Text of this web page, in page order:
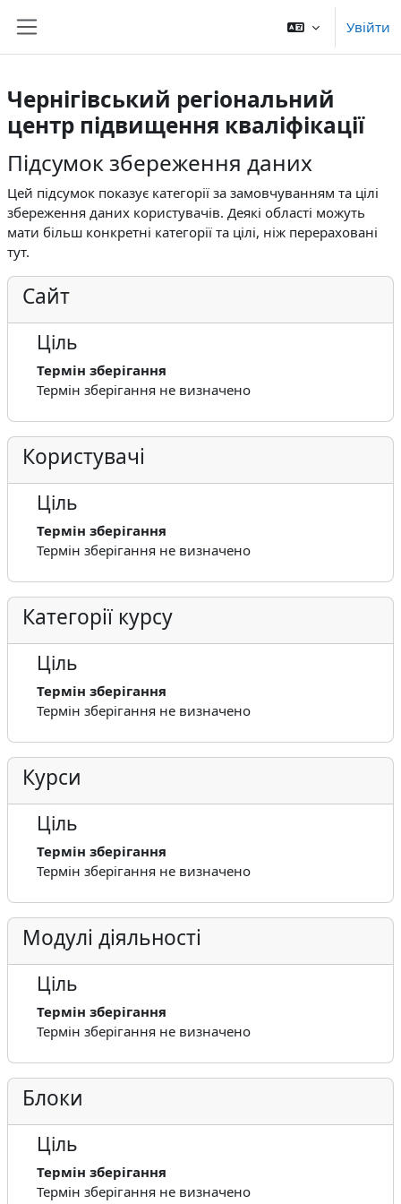
Увійти
Чернігівський регіональний
центр підвищення кваліфікації
Підсумок збереження даних
Цей підсумок показує категорії за замовчуванням та цілі
збереження даних користувачів. Деякі області можуть
мати більш конкретні категорії та цілі, ніж перераховані
тут.
Сайт
Ціль
Термін зберігання
Термін зберігання не визначено
Користувачі
Ціль
Термін зберігання
Термін зберігання не визначено
Категорії курсу
Ціль
Термін зберігання
Термін зберігання не визначено
Курси
Ціль
Термін зберігання
Термін зберігання не визначено
Модулі діяльності
Ціль
Термін зберігання
Термін зберігання не визначено
Блоки
Ціль
Термін зберігання
Термін зберігання не визначено